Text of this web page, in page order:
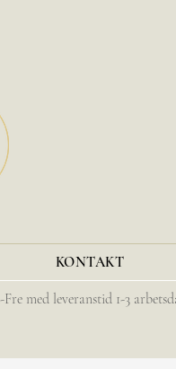
KONTAKT
med leveranstid 1-3